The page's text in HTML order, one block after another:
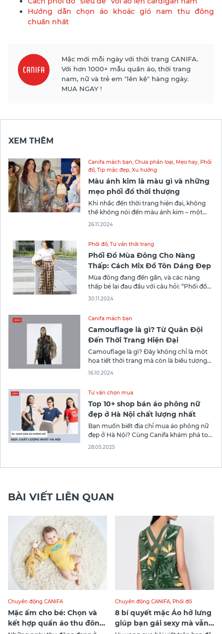
Hướng dẫn chọn áo khoác gió nam thu đông
chuần nhất
Mặc mới mỗi ngày với thời trang CANIFA.
Với hơn 1000+ mẫu quần áo, thời trang
nam, nữ và trẻ em "lên kệ" hàng ngày.
MUA NGAY !
XEM THÊM
Canifa mách bạn, Chưa phân loại, Mẹo hay, Phối
đồ, Tip mặc đẹp, Xu hướng
Màu ánh kim là màu gì và những
mẹo phối đồ thời thượng
Khi nhắc đến thời trang hiện đại, không
thể không nói đến màu ánh kim – một
trong những xu hướng được ưa chuộng
bộ sưu tập thời trang nổi tiếng?
26.11.2024
Phối đồ, Tư vấn thời trang
Phối Đồ Mùa Đông Cho Nàng
Thấp: Cách Mix Đồ Tôn Dáng Đẹp
Mùa đông đang đến gần, và các nàng
thấp bé lại đau đầu với câu hỏi: “Phối đồ
mùa đông cho nữ thấp thế nào để vừa
phục sao cho vừa hợp thời
30.11.2024
Canifa mách bạn
Camouflage là gì? Từ Quân Đội
Đến Thời Trang Hiện Đại
Camouflage là gì? Đây không chỉ là một
họa tiết thời trang mà còn là biểu tượng
của sự mạnh mẽ và nam tính. Xuất phát
thiết kế và tín đồ thời trang.
16.10.2024
Tư vấn chọn mua
Top 10+ shop bán áo phông nữ
đẹp ở Hà Nội chất lượng nhất
Bạn muốn biết địa chỉ mua áo phông nữ
đẹp ở Hà Nội? Cùng Canifa khám phá top
10+ shop bán áo phông nữ đẹp ở Hà Nội
28.05.2025
BÀI VIẾT LIÊN QUAN
Chuyển động CANIFA
Mặc ấm cho bé: Chọn và
kết hợp quần áo thu đông
Chuyển động CANIFA, Phối đồ
8 bí quyết mặc Áo hở lưng
giúp bạn gái sexy mà vẫn